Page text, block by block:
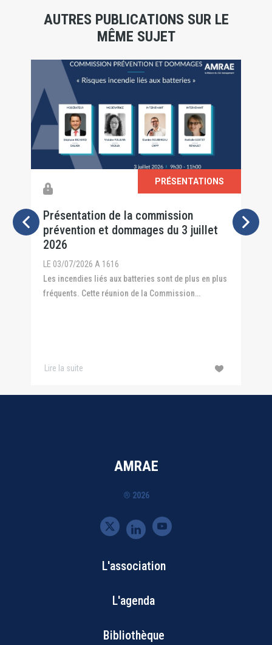
AUTRES PUBLICATIONS SUR LE
MÊME SUJET
PRÉSENTATIONS
Présentation de la commission
prévention et dommages du 3 juillet
2026
LE 03/07/2026 A 1616
Les incendies liés aux batteries sont de plus en plus
fréquents. Cette réunion de la Commission
Lire la suite
AMRAE
® 2026
Bottom
Footer
Menu
L'association
L'agenda
Bibliothèque